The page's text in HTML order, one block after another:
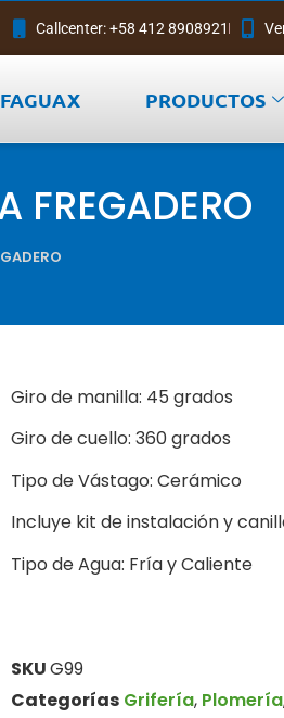
Callcenter: +58 412 8908921
FAGUAX PRODUCTOS
FREGADERO
Giro de manilla: 45 grados
Giro de cuello: 360 grados
Tipo de Vástago: Cerámico
Incluye kit de instalación y
Tipo de Agua: Fría y Caliente
SKUG99
Categorías Grifería, Plomería